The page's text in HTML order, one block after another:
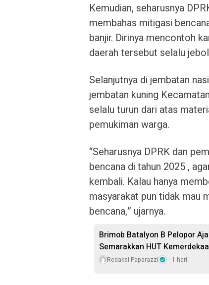
Kemudian, seharusnya
membahas mitigasi
banjir. Dirinya mencontoh
daerah tersebut selalu
Selanjutnya di jembatan
jembatan kuning
selalu turun dari atas
pemukiman warga.
“Seharusnya DPRK dan
bencana di tahun 2025 ,
kembali. Kalau hanya
masyarakat pun tidak mau
bencana,” ujarnya.
Brimob Batalyon B Pelopor
Semarakkan HUT
Redaksi Paparazzi 1 hari